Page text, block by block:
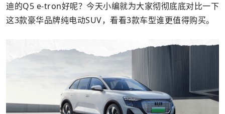
迪的Q5 e-tron好呢？今天小编就为大家彻彻底底对比一下
这3款豪华品牌纯电动SUV，看看3款车型谁更值得购买。